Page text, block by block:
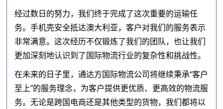
经过数日的努力，我们终于完成了这次重要的运输任
务。手机壳安全抵达澳大利亚，客户对我们的服务表示
非常满意。这次经历不仅锻炼了我们的团队，也让我们
更加深刻地认识到了国际物流行业的复杂性和挑战性。
在未来的日子里，通达方国际物流公司将继续秉承“客户
至上”的服务理念，为客户提供更优质、更高效的物流服
务。无论是跨国电商还是其他类型的货物，我们都将以